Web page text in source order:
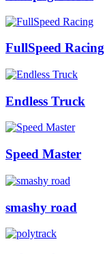
FullSpeed Racing
Endless Truck
Speed Master
smashy road